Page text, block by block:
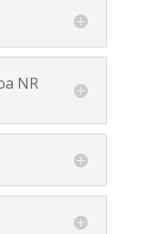
NR